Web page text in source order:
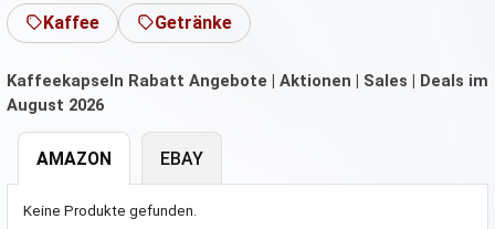
Kaffee Getränke
Kaffeekapseln Rabatt Angebote | Aktionen | Sales | Deals im
August 2026
AMAZON
Keine Produkte gefunden.
EBAY